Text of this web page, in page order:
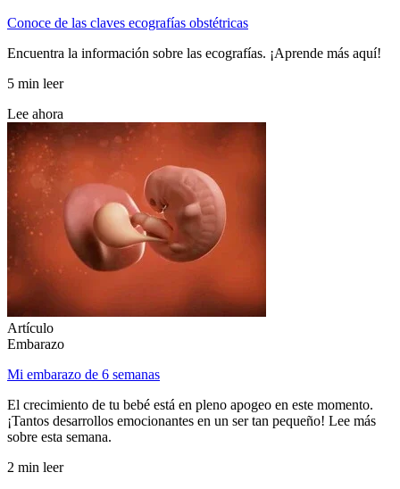
Conoce de las claves ecografías obstétricas
Encuentra la información sobre las ecografías. ¡Aprende más aquí!
5 min leer
Lee ahora
Artículo
Embarazo
Mi embarazo de 6 semanas
El crecimiento de tu bebé está en pleno apogeo en este momento.
¡Tantos desarrollos emocionantes en un ser tan pequeño! Lee más
sobre esta semana.
2 min leer